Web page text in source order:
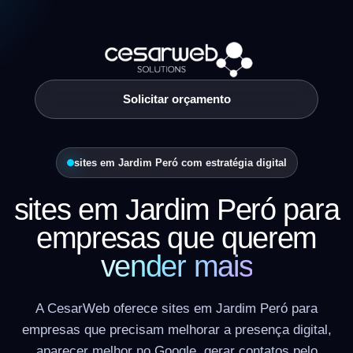
Solicitar orçamento
sites em Jardim Peró com estratégia digital
sites em Jardim Peró para
empresas que querem
vender mais
A CesarWeb oferece sites em Jardim Peró para
empresas que precisam melhorar a presença digital,